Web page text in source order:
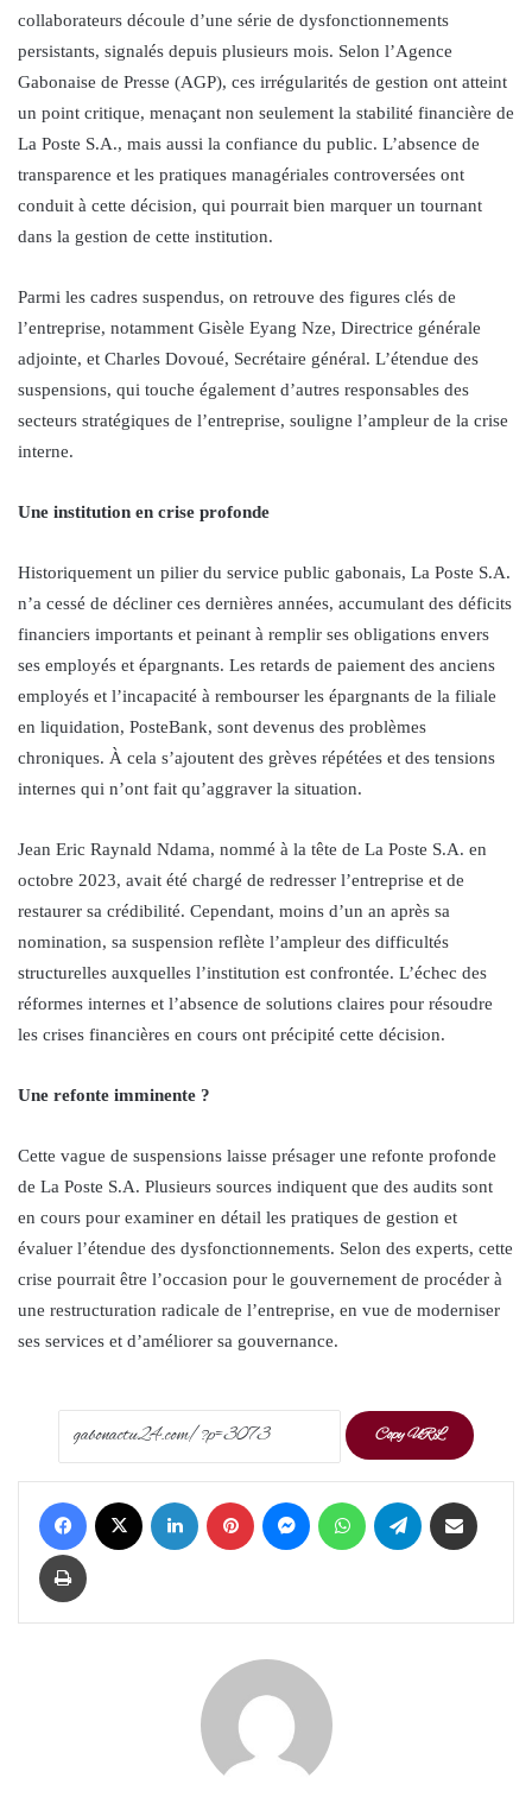
collaborateurs découle d’une série de dysfonctionnements
persistants, signalés depuis plusieurs mois. Selon l’Agence
Gabonaise de Presse (AGP), ces irrégularités de gestion ont atteint
un point critique, menaçant non seulement la stabilité financière de
La Poste S.A., mais aussi la confiance du public. L’absence de
transparence et les pratiques managériales controversées ont
conduit à cette décision, qui pourrait bien marquer un tournant
dans la gestion de cette institution.
Parmi les cadres suspendus, on retrouve des figures clés de
l’entreprise, notamment Gisèle Eyang Nze, Directrice générale
adjointe, et Charles Dovoué, Secrétaire général. L’étendue des
suspensions, qui touche également d’autres responsables des
secteurs stratégiques de l’entreprise, souligne l’ampleur de la crise
interne.
Une institution en crise profonde
Historiquement un pilier du service public gabonais, La Poste S.A.
n’a cessé de décliner ces dernières années, accumulant des déficits
financiers importants et peinant à remplir ses obligations envers
ses employés et épargnants. Les retards de paiement des anciens
employés et l’incapacité à rembourser les épargnants de la filiale
en liquidation, PosteBank, sont devenus des problèmes
chroniques. À cela s’ajoutent des grèves répétées et des tensions
internes qui n’ont fait qu’aggraver la situation.
Jean Eric Raynald Ndama, nommé à la tête de La Poste S.A. en
octobre 2023, avait été chargé de redresser l’entreprise et de
restaurer sa crédibilité. Cependant, moins d’un an après sa
nomination, sa suspension reflète l’ampleur des difficultés
structurelles auxquelles l’institution est confrontée. L’échec des
réformes internes et l’absence de solutions claires pour résoudre
les crises financières en cours ont précipité cette décision.
Une refonte imminente ?
Cette vague de suspensions laisse présager une refonte profonde
de La Poste S.A. Plusieurs sources indiquent que des audits sont
en cours pour examiner en détail les pratiques de gestion et
évaluer l’étendue des dysfonctionnements. Selon des experts, cette
crise pourrait être l’occasion pour le gouvernement de procéder à
une restructuration radicale de l’entreprise, en vue de moderniser
ses services et d’améliorer sa gouvernance.
Copy URL
Facebook LinkedIn Pinterest Messenger WhatsApp Telegram
Print